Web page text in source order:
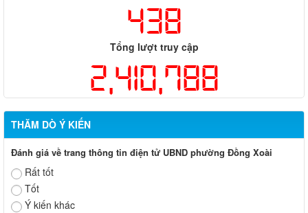
438
Tổng lượt truy cập
2,410,788
THĂM DÒ Ý KIẾN
Đánh giá về trang thông tin điện tử UBND phường Đồng Xoài
Rất tốt
Tốt
Ý kiến khác